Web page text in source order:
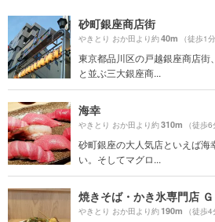
砂町銀座商店街
やきとり おか田より約40m （徒歩1分
東京都品川区の戸越銀座商店
と並ぶ三大銀座商...
海幸
やきとり おか田より約310m （徒歩6
砂町銀座の大人気店といえば
い。そしてマグロ...
焼きそば・かき氷専門店
やきとり おか田より約190m （徒歩4